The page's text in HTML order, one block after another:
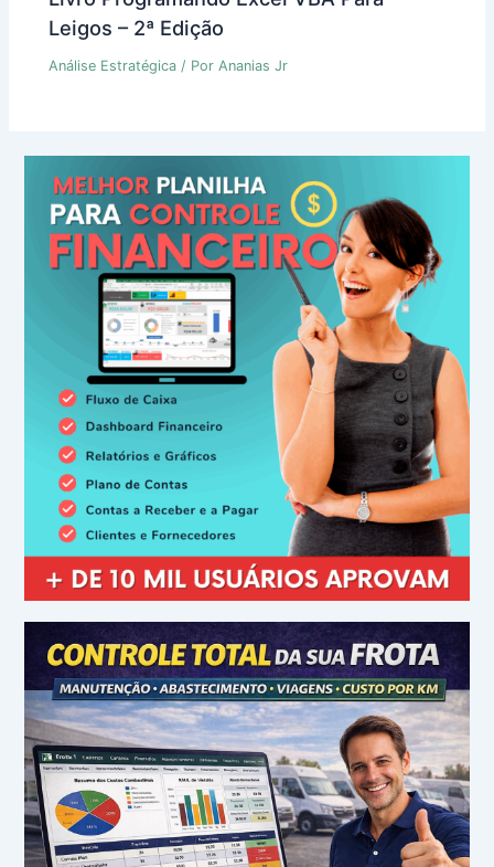
Leigos – 2ª Edição
Análise Estratégica / PorAnanias Jr